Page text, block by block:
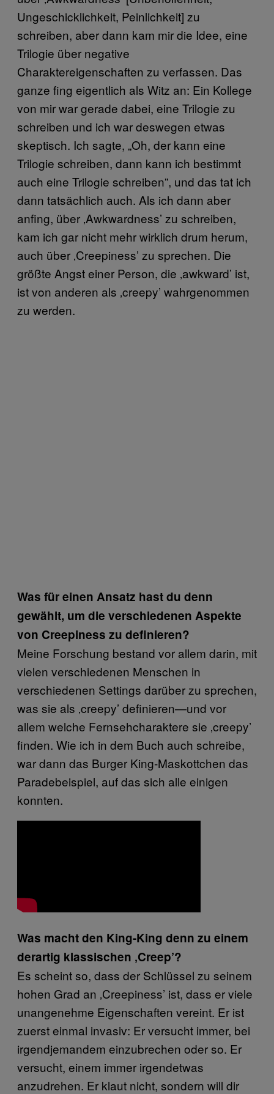
Ungeschicklichkeit, Peinlichkeit] zu
schreiben, aber dann kam mir die Idee, eine
Trilogie über negative
Charaktereigenschaften zu verfassen. Das
ganze fing eigentlich als Witz an: Ein Kollege
von mir war gerade dabei, eine Trilogie zu
schreiben und ich war deswegen etwas
skeptisch. Ich sagte, „Oh, der kann eine
Trilogie schreiben, dann kann ich bestimmt
auch eine Trilogie schreiben”, und das tat ich
dann tatsächlich auch. Als ich dann aber
anfing, über ‚Awkwardness’ zu schreiben,
kam ich gar nicht mehr wirklich drum herum,
auch über ‚Creepiness’ zu sprechen. Die
größte Angst einer Person, die ‚awkward’ ist,
ist von anderen als ‚creepy’ wahrgenommen
zu werden.
Was für einen Ansatz hast du denn
gewählt, um die verschiedenen Aspekte
von Creepiness zu definieren?
Meine Forschung bestand vor allem darin, mit
vielen verschiedenen Menschen in
verschiedenen Settings darüber zu sprechen,
was sie als ‚creepy’ definieren—und vor
allem welche Fernsehcharaktere sie ‚creepy’
finden. Wie ich in dem Buch auch schreibe,
war dann das Burger King-Maskottchen das
Paradebeispiel, auf das sich alle einigen
konnten.
Was macht den King-King denn zu einem
derartig klassischen ‚Creep’?
Es scheint so, dass der Schlüssel zu seinem
hohen Grad an ‚Creepiness’ ist, dass er viele
unangenehme Eigenschaften vereint. Er ist
zuerst einmal invasiv: Er versucht immer, bei
irgendjemandem einzubrechen oder so. Er
versucht, einem immer irgendetwas
anzudrehen. Er klaut nicht, sondern will dir